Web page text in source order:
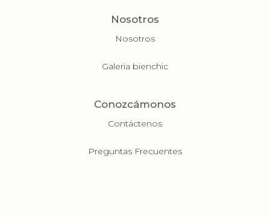
Nosotros
Nosotros
Galeria bienchic
Conozcámonos
Contáctenos
Preguntas Frecuentes